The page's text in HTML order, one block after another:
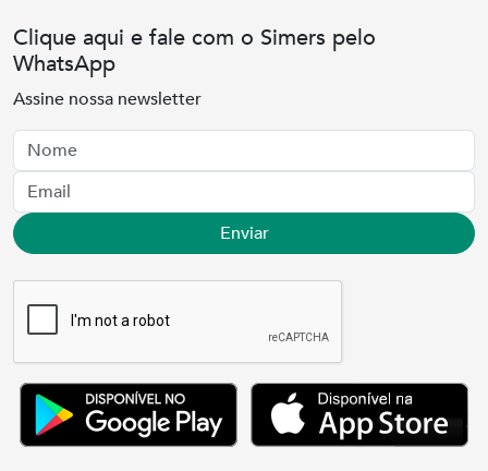
Clique aqui e fale com o Simers pelo
WhatsApp
Assine nossa newsletter
Nome
Email
Enviar